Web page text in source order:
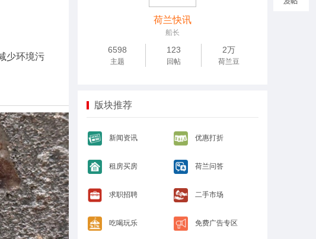
少环境污
荷兰快讯
船长
6598
主题
123
回帖
2万
荷兰豆
版块推荐
新闻资讯 优惠打折
租房买房 荷兰问答
求职招聘 二手市场
吃喝玩乐 免费广告专区